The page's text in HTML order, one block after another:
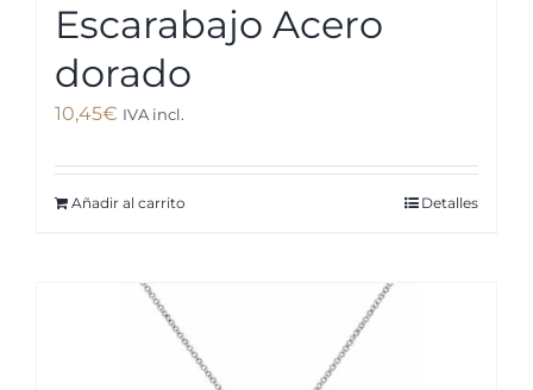
Escarabajo Acero
dorado
10,45€ IVA incl.
Añadir al carrito Detalles